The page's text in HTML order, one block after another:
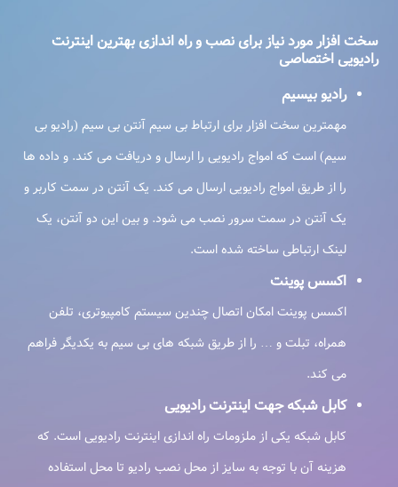
سخت افزار مورد نیاز برای نصب و راه اندازی بهترین اینترنت
رادیویی اختصاصی
رادیو بیسیم
مهمترین سخت افزار برای ارتباط بی سیم آنتن بی سیم (رادیو بی
سیم) است که امواج رادیویی را ارسال و دریافت می کند. و داده ها
را از طریق امواج رادیویی ارسال می کند. یک آنتن در سمت کاربر و
یک آنتن در سمت سرور نصب می شود. و بین این دو آنتن، یک
لینک ارتباطی ساخته شده است.
اکسس پوینت
اکسس پوینت امکان اتصال چندین سیستم کامپیوتری، تلفن
همراه، تبلت و … را از طریق شبکه های بی سیم به یکدیگر فراهم
می کند.
کابل شبکه جهت اینترنت رادیویی
کابل شبکه یکی از ملزومات راه اندازی اینترنت رادیویی است. که
هزینه آن با توجه به سایز از محل نصب رادیو تا محل استفاده